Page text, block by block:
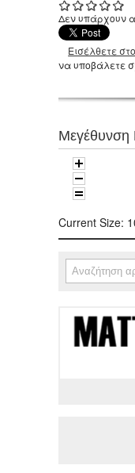
Δεν υπάρχουν
Εισέλθετε
να υποβάλετε
Μεγέθυνση
Current Size:
Φόρμα
Αναζήτηση